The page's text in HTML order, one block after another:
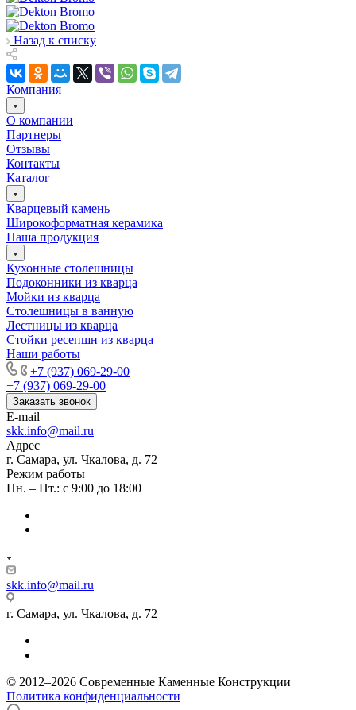
Назад к списку
Компания
О компании
Партнеры
Отзывы
Контакты
Каталог
Кварцевый камень
Широкоформатная керамика
Наша продукция
Кухонные столешницы
Подоконники из кварца
Мойки из кварца
Столешницы в ванную
Лестницы из кварца
Стойки ресепшн из кварца
Наши работы
+7 (937) 069-29-00
+7 (937) 069-29-00
Заказать звонок
E-mail
skk.info@mail.ru
Адрес
г. Самара, ул. Чкалова, д. 72
Режим работы
Пн. – Пт.: с 9:00 до 18:00
skk.info@mail.ru
г. Самара, ул. Чкалова, д. 72
© 2012–2026 Современные Каменные Конструкции
Политика конфиденциальности